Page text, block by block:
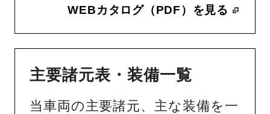
WEBカタログ（PDF）を見る
主要諸元表・装備一覧
当車両の主要諸元、主な装備を一